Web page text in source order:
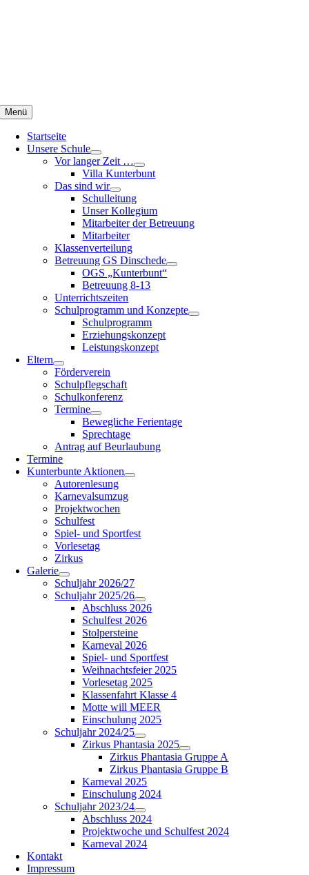
Menü
Startseite
Unsere Schule
Vor langer Zeit …
Villa Kunterbunt
Das sind wir
Schulleitung
Unser Kollegium
Mitarbeiter der Betreuung
Mitarbeiter
Klassenverteilung
Betreuung GS Dinschede
OGS „Kunterbunt“
Betreuung 8-13
Unterrichtszeiten
Schulprogramm und Konzepte
Schulprogramm
Erziehungskonzept
Leistungskonzept
Eltern
Förderverein
Schulpflegschaft
Schulkonferenz
Termine
Bewegliche Ferientage
Sprechtage
Antrag auf Beurlaubung
Termine
Kunterbunte Aktionen
Autorenlesung
Karnevalsumzug
Projektwochen
Schulfest
Spiel- und Sportfest
Vorlesetag
Zirkus
Galerie
Schuljahr 2026/27
Schuljahr 2025/26
Abschluss 2026
Schulfest 2026
Stolpersteine
Karneval 2026
Spiel- und Sportfest
Weihnachtsfeier 2025
Vorlesetag 2025
Klassenfahrt Klasse 4
Motte will MEER
Einschulung 2025
Schuljahr 2024/25
Zirkus Phantasia 2025
Zirkus Phantasia Gruppe A
Zirkus Phantasia Gruppe B
Karneval 2025
Einschulung 2024
Schuljahr 2023/24
Abschluss 2024
Projektwoche und Schulfest 2024
Karneval 2024
Kontakt
Impressum